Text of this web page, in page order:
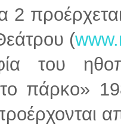
2
(
του
πάρκο»